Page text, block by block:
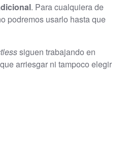
. Para cualquiera de
podremos usarlo hasta que
siguen trabajando en
arriesgar ni tampoco elegir